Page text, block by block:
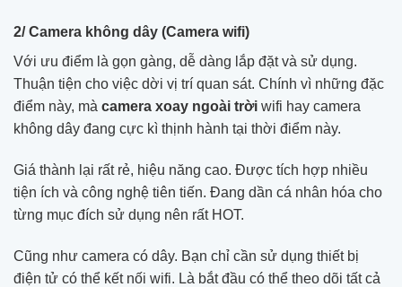
2/ Camera không dây (Camera wifi)
Với ưu điểm là gọn gàng, dễ dàng lắp đặt và sử dụng.
Thuận tiện cho việc dời vị trí quan sát. Chính vì những đặc
điểm này, mà camera xoay ngoài trời wifi hay camera
không dây đang cực kì thịnh hành tại thời điểm này.
Giá thành lại rất rẻ, hiệu năng cao. Được tích hợp nhiều
tiện ích và công nghệ tiên tiến. Đang dần cá nhân hóa cho
từng mục đích sử dụng nên rất HOT.
Cũng như camera có dây. Bạn chỉ cần sử dụng thiết bị
điện tử có thể kết nối wifi. Là bắt đầu có thể theo dõi tất cả